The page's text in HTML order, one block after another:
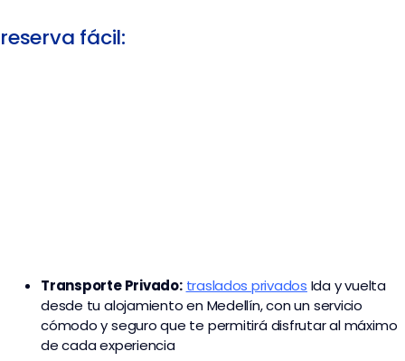
reserva fácil:
TransportePrivado: traslados privados Ida y vuelta
desde tu alojamiento en Medellín, con un servicio
cómodo y seguro que te permitirá disfrutar al máximo
de cada experiencia